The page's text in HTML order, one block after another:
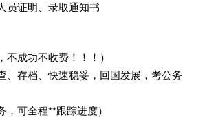
员证明、录取通知书
不成功不收费！！！）
存档、快速稳妥，回国发展，考公务
，可全程**跟踪进度）